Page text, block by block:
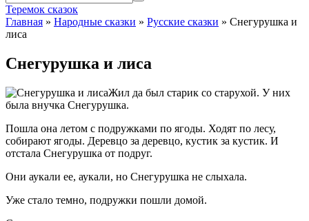
Теремок сказок
Главная » Народные сказки » Русские сказки » Снегурушка и
лиса
Снегурушка и лиса
Жил да был старик со старухой. У них
была внучка Снегурушка.
Пошла она летом с подружками по ягоды. Ходят по лесу,
собирают ягоды. Деревцо за деревцо, кустик за кустик. И
отстала Снегурушка от подруг.
Они аукали ее, аукали, но Снегурушка не слыхала.
Уже стало темно, подружки пошли домой.